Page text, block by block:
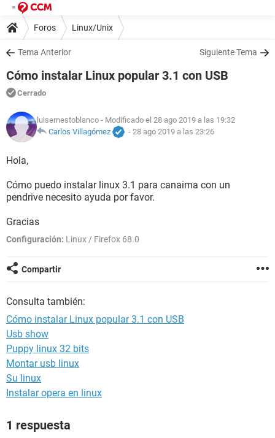
Foros Linux/Unix
Tema Anterior Siguiente Tema
Cómo instalar Linux popular 3.1 con USB
Cerrado
luisernestoblanco - Modificado el 28 ago 2019 a las 19:32
Carlos Villagómez
- 28 ago 2019 a las 23:26
Hola,
Cómo puedo instalar linux 3.1 para canaima con un
pendrive necesito ayuda por favor.
Gracias
Configuración: Linux / Firefox 68.0
Compartir
Consulta también:
Cómo instalar Linux popular 3.1 con USB
Usb show
Puppy linux 32 bits
Montar usb linux
Su linux
Instalar opera en linux
1 respuesta